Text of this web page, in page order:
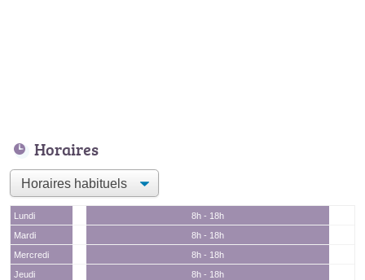
Horaires
Lundi
8h - 18h
Mardi
8h - 18h
Mercredi
8h - 18h
Jeudi
8h - 18h